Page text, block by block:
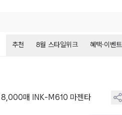
추천 8월 스타일위크 혜택·이벤트
8,000매 INK-M610 마젠타